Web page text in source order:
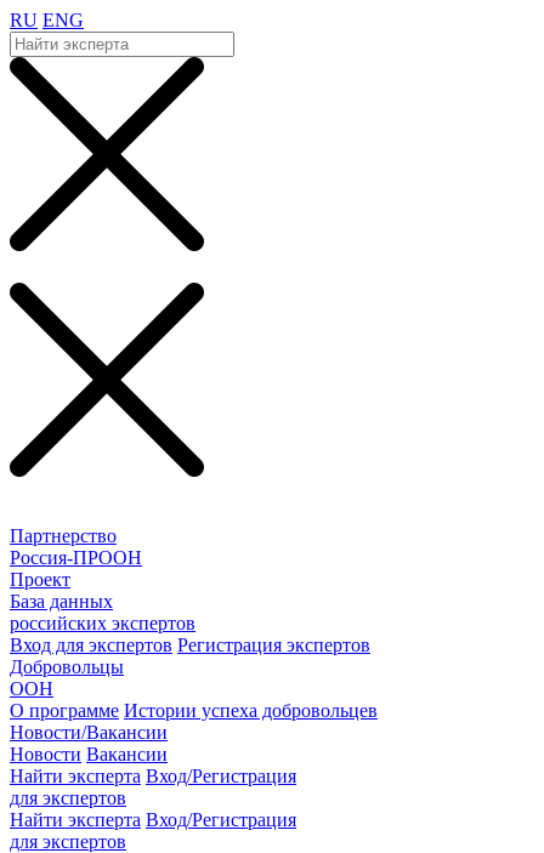
RU ENG
Партнерство
Россия-ПРООН
Проект
База данных
российских экспертов
Вход для экспертов Регистрация экспертов
Добровольцы
ООН
О программе Истории успеха добровольцев
Новости/Вакансии
Новости Вакансии
Найти эксперта Вход/Регистрация
для экспертов
Найти эксперта Вход/Регистрация
для экспертов